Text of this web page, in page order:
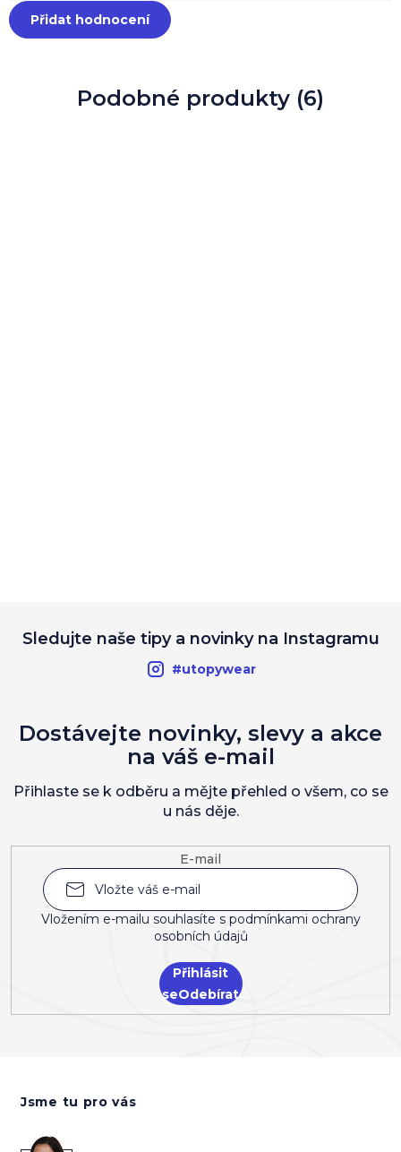
Podobné produkty (6)
Přidat hodnocení
Sledujte naše tipy a novinky na Instagramu
#utopywear
E-mail
Vložením e-mailu souhlasíte s podmínkami ochrany
osobních údajů
Přihlásit
se
Dostávejte novinky, slevy a akce
na váš e-mail
Přihlaste se k odběru a mějte přehled o všem, co se
u nás děje.
Jsme tu pro vás